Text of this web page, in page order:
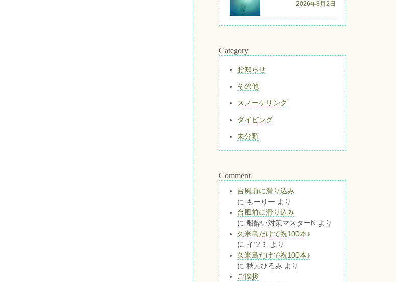
2026年8月2日
Category
お知らせ
その他
スノーケリング
ダイビング
未分類
Comment
台風前に滑り込み
に もーりー より
台風前に滑り込み
に 船酔い対策マスターN より
久米島だけで祝100本♪
に イツミ
より
久米島だけで祝100本♪
に 秋元ひろみ より
ご挨拶